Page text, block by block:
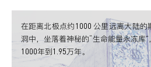
在距离北极点约1000 公里远离大陆
洞中，坐落着神秘的“生命能量永冻库
1000年到1.95万年。